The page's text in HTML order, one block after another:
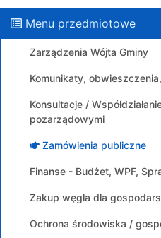
Menu przedmiotowe
Zarządzenia Wójta Gminy
Komunikaty,
Konsultacje /
pozarządowymi
Zamówienia publiczne
Finanse - Budżet, WPF,
Zakup węgla dla
Ochrona środowiska /